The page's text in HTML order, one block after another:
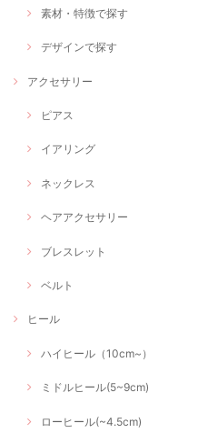
素材・特徴で探す
デザインで探す
アクセサリー
ピアス
イアリング
ネックレス
ヘアアクセサリー
ブレスレット
ベルト
ヒール
ハイヒール（10cm~）
ミドルヒール(5~9cm)
ローヒール(~4.5cm)